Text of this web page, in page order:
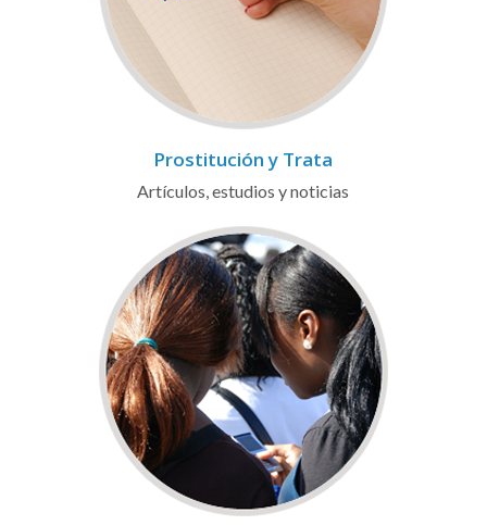
Prostitución y Trata
Artículos, estudios y noticias